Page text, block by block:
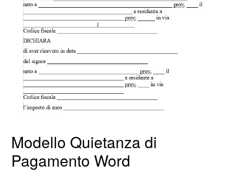
Modello Quietanza di
Pagamento Word